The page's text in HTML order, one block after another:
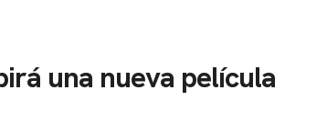
una nueva película